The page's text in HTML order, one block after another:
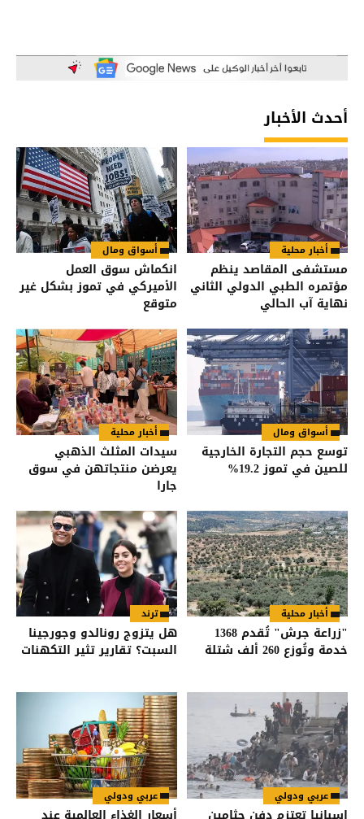
أحدث الأخبار
أخبار محلية
مستشفى المقاصد ينظم
مؤتمره الطبي الدولي الثاني
نهاية آب الحالي
أسواق ومال
انكماش سوق العمل
الأميركي في تموز بشكل غير
متوقع
أسواق ومال
توسع حجم التجارة الخارجية
للصين في تموز 19.2%
أخبار محلية
سيدات المثلث الذهبي
يعرضن منتجاتهن في سوق
جارا
أخبار محلية
"زراعة جرش" تُقدم 1368
خدمة وتُوزع 260 ألف شتلة
ترند
هل يتزوج رونالدو وجورجينا
السبت؟ تقارير تثير التكهنات
عربي ودولي عربي ودولي